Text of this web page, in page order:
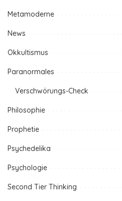
Metamoderne
News
Okkultismus
Paranormales
Verschwörungs-Check
Philosophie
Prophetie
Psychedelika
Psychologie
Second Tier Thinking